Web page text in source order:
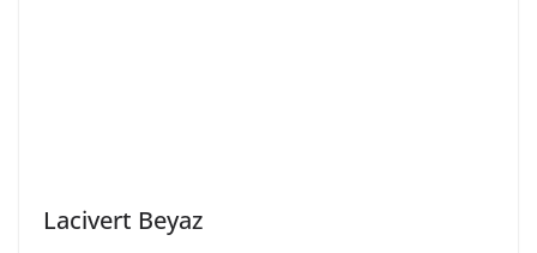
Lacivert Beyaz